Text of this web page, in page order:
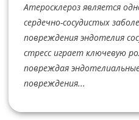
Атеросклероз является
сердечно-сосудистых
повреждения эндотелия
стресс играет ключевую
повреждая
повреждения...